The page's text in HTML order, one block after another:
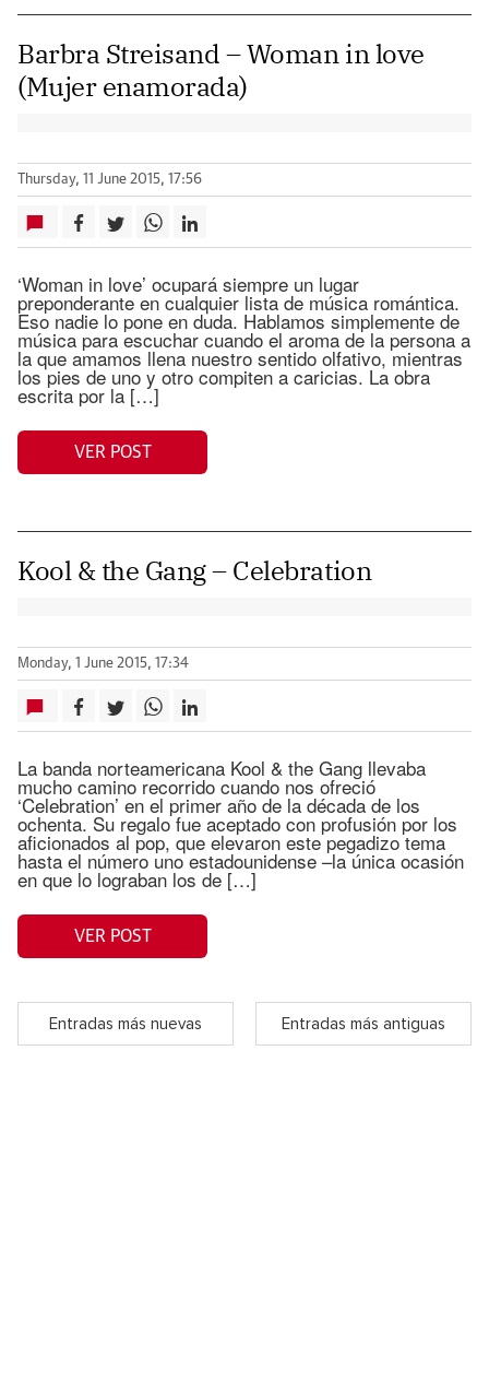
Barbra Streisand – Woman in love
(Mujer enamorada)
Thursday, 11 June 2015, 17:56
‘Woman in love’ ocupará siempre un lugar
preponderante en cualquier lista de música romántica.
Eso nadie lo pone en duda. Hablamos simplemente de
música para escuchar cuando el aroma de la persona a
la que amamos llena nuestro sentido olfativo, mientras
los pies de uno y otro compiten a caricias. La obra
escrita por la […]
VER POST
Kool & the Gang – Celebration
Monday, 1 June 2015, 17:34
La banda norteamericana Kool & the Gang llevaba
mucho camino recorrido cuando nos ofreció
‘Celebration’ en el primer año de la década de los
ochenta. Su regalo fue aceptado con profusión por los
aficionados al pop, que elevaron este pegadizo tema
hasta el número uno estadounidense –la única ocasión
en que lo lograban los de […]
VER POST
Entradas más nuevas Entradas más antiguas